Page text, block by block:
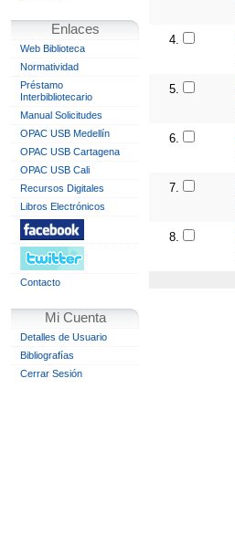
Enlaces
Web Biblioteca
Normatividad
Préstamo
Interbibliotecario
Manual Solicitudes
OPAC USB Medellín
OPAC USB Cartagena
OPAC USB Cali
Recursos Digitales
Libros Electrónicos
Contacto
Mi Cuenta
Detalles de Usuario
Bibliografías
Cerrar Sesión
4.
5.
6.
7.
8.